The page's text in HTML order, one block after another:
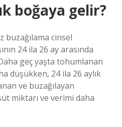
boğaya gelir?
buzağılama cinsel
24 ila 26 ay arasında
geç yaşta tohumlanan
düşükken, 24 ila 26 aylık
ve buzağılayan
miktarı ve verimi daha